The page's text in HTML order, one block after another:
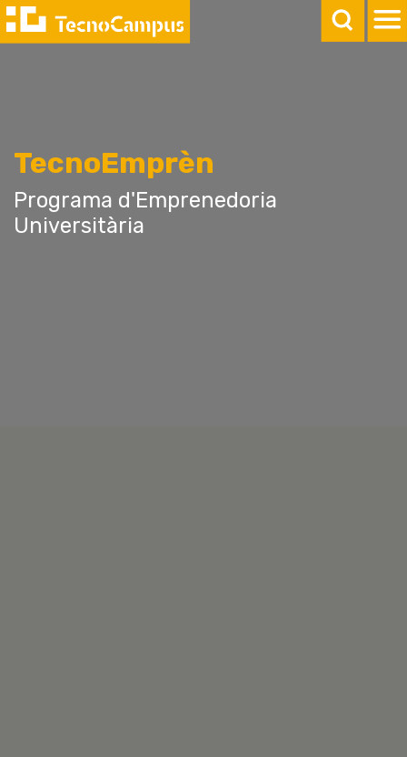
TecnoEmprèn
Programa d'Emprenedoria
Universitària